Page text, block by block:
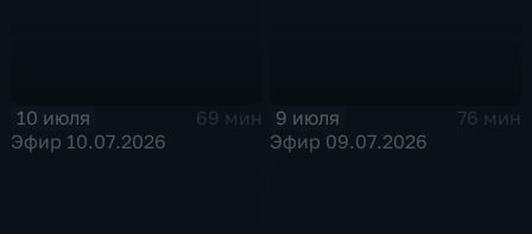
10 июля
69 мин
Эфир 10.07.2026
9 июля
76 мин
Эфир 09.07.2026